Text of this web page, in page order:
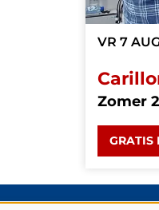
Zomer
VR 7
GRATIS